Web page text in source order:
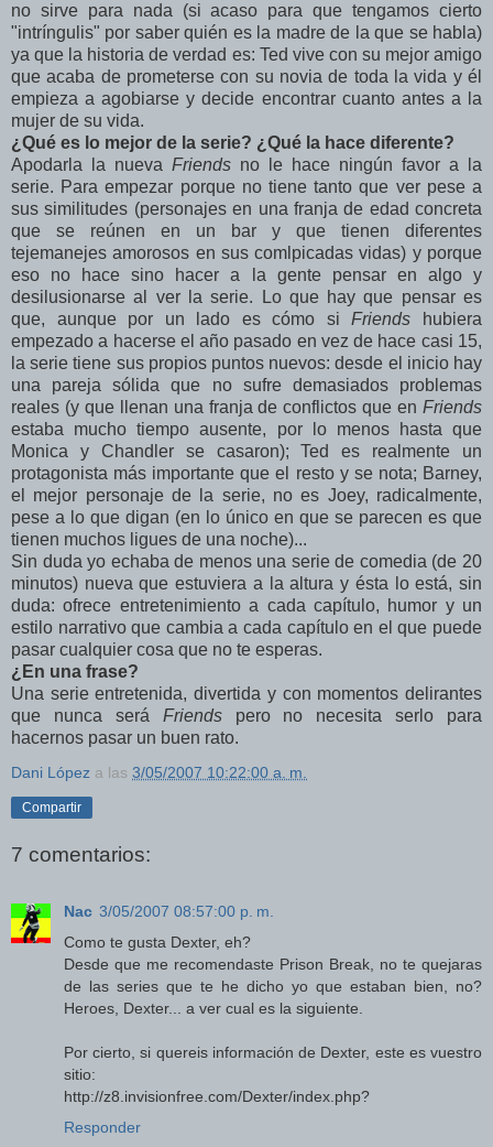
no sirve para nada (si acaso para que tengamos cierto
"intríngulis" por saber quién es la madre de la que se habla)
ya que la historia de verdad es: Ted vive con su mejor amigo
que acaba de prometerse con su novia de toda la vida y él
empieza a agobiarse y decide encontrar cuanto antes a la
mujer de su vida.
¿Qué es lo mejor de la serie? ¿Qué la hace diferente?
Apodarla la nueva Friends no le hace ningún favor a la
serie. Para empezar porque no tiene tanto que ver pese a
sus similitudes (personajes en una franja de edad concreta
que se reúnen en un bar y que tienen diferentes
tejemanejes amorosos en sus comlpicadas vidas) y porque
eso no hace sino hacer a la gente pensar en algo y
desilusionarse al ver la serie. Lo que hay que pensar es
que, aunque por un lado es cómo siFriends hubiera
empezado a hacerse el año pasado en vez de hace casi 15,
la serie tiene sus propios puntos nuevos: desde el inicio hay
una pareja sólida que no sufre demasiados problemas
reales (y que llenan una franja de conflictos que en Friends
estaba mucho tiempo ausente, por lo menos hasta que
Monica y Chandler se casaron); Ted es realmente un
protagonista más importante que el resto y se nota; Barney,
el mejor personaje de la serie, no es Joey, radicalmente,
pese a lo que digan (en lo único en que se parecen es que
tienen muchos ligues de una noche)...
Sin duda yo echaba de menos una serie de comedia (de 20
minutos) nueva que estuviera a la altura y ésta lo está, sin
duda: ofrece entretenimiento a cada capítulo, humor y un
estilo narrativo que cambia a cada capítulo en el que puede
pasar cualquier cosa que no te esperas.
¿En una frase?
Una serie entretenida, divertida y con momentos delirantes
que nunca será Friendspero no necesita serlo para
hacernos pasar un buen rato.
Dani López a las 3/05/2007 10:22:00 a. m.
Compartir
7 comentarios:
Nac 3/05/2007 08:57:00 p. m.
Como te gusta Dexter, eh?
Desde que me recomendaste Prison Break, no te quejaras
de las series que te he dicho yo que estaban bien, no?
Heroes, Dexter... a ver cual es la siguiente.
Por cierto, si quereis información de Dexter, este es vuestro
sitio:
http://z8.invisionfree.com/Dexter/index.php?
Responder